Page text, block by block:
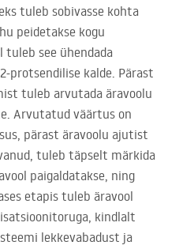
tuleb sobivasse kohta
peidetakse kogu
tuleb see ühendada
protsendilise kalde. Pärast
tuleb arvutada äravoolu
Arvutatud väärtus on
pärast äravoolu ajutist
tuleb täpselt märkida
paigaldatakse, ning
etapis tuleb äravool
kindlalt
lekkevabadust ja